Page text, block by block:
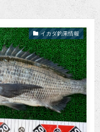
イカダ釣果情報